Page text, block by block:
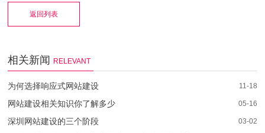
返回列表
相关新闻 RELEVANT
为何选择响应式网站建设 11-18
网站建设相关知识你了解多少 05-16
深圳网站建设的三个阶段 03-02